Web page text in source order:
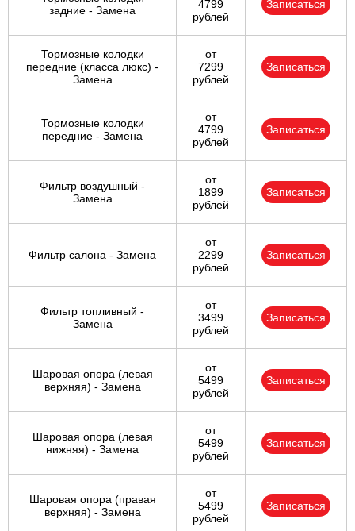
задние - Замена
4799
рублей
Записаться
Тормозные колодки
передние (класса люкс) -
Замена
от
7299
рублей
Записаться
Тормозные колодки
передние - Замена
от
4799
рублей
Записаться
Фильтр воздушный -
Замена
от
1899
рублей
Записаться
Фильтр салона - Замена
от
2299
рублей
Записаться
Фильтр топливный -
Замена
от
3499
рублей
Записаться
Шаровая опора (левая
верхняя) - Замена
от
5499
рублей
Записаться
Шаровая опора (левая
нижняя) - Замена
от
5499
рублей
Записаться
Шаровая опора (правая
верхняя) - Замена
от
5499
рублей
Записаться